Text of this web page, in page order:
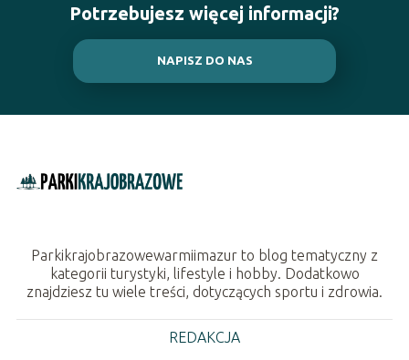
Potrzebujesz więcej informacji?
NAPISZ DO NAS
Parkikrajobrazowewarmiimazur to blog tematyczny z
kategorii turystyki, lifestyle i hobby. Dodatkowo
znajdziesz tu wiele treści, dotyczących sportu i zdrowia.
REDAKCJA